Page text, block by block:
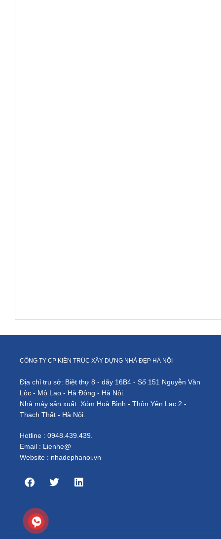
CÔNG TY CP KIẾN TRÚC XÂY DỰNG NHÀ ĐẸP HÀ NỘI
Địa chỉ trụ sở: Biệt thự 8 - dãy 16B4 - Số 151 Nguyễn Văn
Lộc - Mộ Lao - Hà Đông - Hà Nội.
Nhà máy sản xuất: Xóm Hoà Bình - Thôn Yên Lạc 2 -
Thạch Thất - Hà Nội.
Hotline : 0948.439.439.
Email : Lienhe@
Website : nhadephanoi.vn